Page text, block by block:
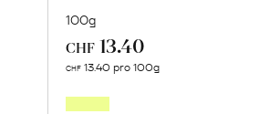
100g
CHF 13.40
CHF 13.40 pro 100g